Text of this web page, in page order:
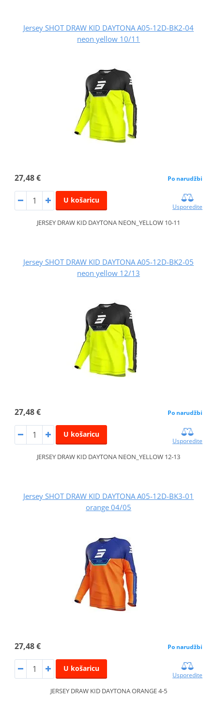
Jersey SHOT DRAW KID DAYTONA A05-12D-BK2-04
neon yellow 10/11
27,48 € Po narudžbi
U košaricu
Usporedite
JERSEY DRAW KID DAYTONA NEON_YELLOW 10-11
Jersey SHOT DRAW KID DAYTONA A05-12D-BK2-05
neon yellow 12/13
27,48 € Po narudžbi
U košaricu
Usporedite
JERSEY DRAW KID DAYTONA NEON_YELLOW 12-13
Jersey SHOT DRAW KID DAYTONA A05-12D-BK3-01
orange 04/05
27,48 € Po narudžbi
U košaricu
Usporedite
JERSEY DRAW KID DAYTONA ORANGE 4-5